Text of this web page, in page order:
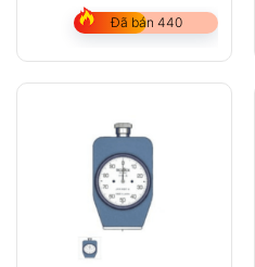
Đã bán 440